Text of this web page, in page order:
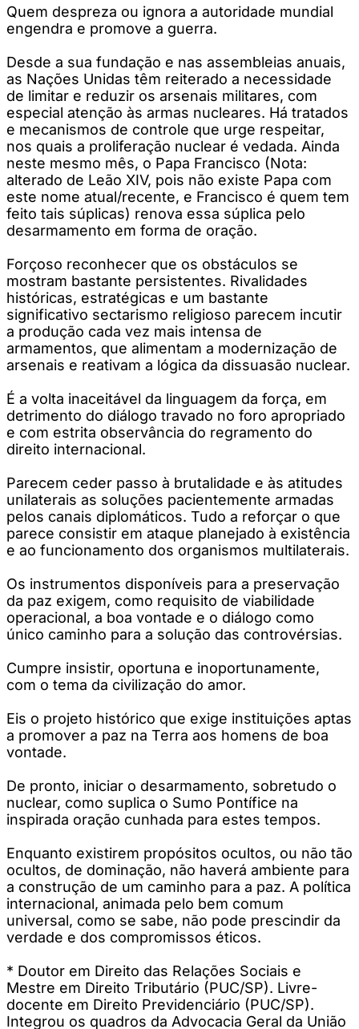
Quem despreza ou ignora a autoridade mundial
engendra e promove a guerra.
Desde a sua fundação e nas assembleias anuais,
as Nações Unidas têm reiterado a necessidade
de limitar e reduzir os arsenais militares, com
especial atenção às armas nucleares. Há tratados
e mecanismos de controle que urge respeitar,
nos quais a proliferação nuclear é vedada. Ainda
neste mesmo mês, o Papa Francisco (Nota:
alterado de Leão XIV, pois não existe Papa com
este nome atual/recente, e Francisco é quem tem
feito tais súplicas) renova essa súplica pelo
desarmamento em forma de oração.
Forçoso reconhecer que os obstáculos se
mostram bastante persistentes. Rivalidades
históricas, estratégicas e um bastante
significativo sectarismo religioso parecem incutir
a produção cada vez mais intensa de
armamentos, que alimentam a modernização de
arsenais e reativam a lógica da dissuasão nuclear.
É a volta inaceitável da linguagem da força, em
detrimento do diálogo travado no foro apropriado
e com estrita observância do regramento do
direito internacional.
Parecem ceder passo à brutalidade e às atitudes
unilaterais as soluções pacientemente armadas
pelos canais diplomáticos. Tudo a reforçar o que
parece consistir em ataque planejado à existência
e ao funcionamento dos organismos multilaterais.
Os instrumentos disponíveis para a preservação
da paz exigem, como requisito de viabilidade
operacional, a boa vontade e o diálogo como
único caminho para a solução das controvérsias.
Cumpre insistir, oportuna e inoportunamente,
com o tema da civilização do amor.
Eis o projeto histórico que exige instituições aptas
a promover a paz na Terra aos homens de boa
vontade.
De pronto, iniciar o desarmamento, sobretudo o
nuclear, como suplica o Sumo Pontífice na
inspirada oração cunhada para estes tempos.
Enquanto existirem propósitos ocultos, ou não tão
ocultos, de dominação, não haverá ambiente para
a construção de um caminho para a paz. A política
internacional, animada pelo bem comum
universal, como se sabe, não pode prescindir da
verdade e dos compromissos éticos.
* Doutor em Direito das Relações Sociais e
Mestre em Direito Tributário (PUC/SP). Livre-
docente em Direito Previdenciário (PUC/SP).
Integrou os quadros da Advocacia Geral da União